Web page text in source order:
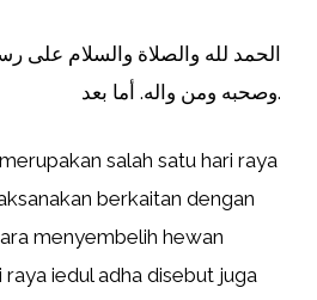
الحمد لله والصلاة والسلام على
وصحبه ومن واله. أما بعد.
salah satu hari raya
berkaitan dengan
menyembelih hewan
iedul adha disebut juga